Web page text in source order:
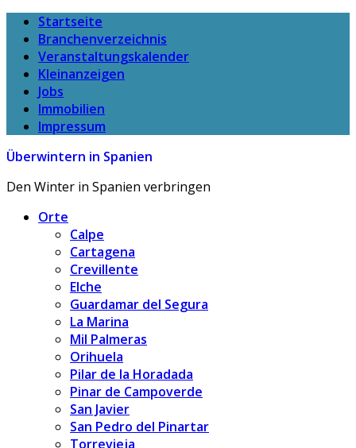
Startseite
Branchenverzeichnis
Veranstaltungskalender
Kleinanzeigen
Jobs
Immobilien
Impressum
Überwintern in Spanien
Den Winter in Spanien verbringen
Orte
Calpe
Cartagena
Crevillente
Elche
Guardamar del Segura
La Marina
Mil Palmeras
Orihuela
Pilar de la Horadada
Pinar de Campoverde
San Javier
San Pedro del Pinartar
Torrevieja